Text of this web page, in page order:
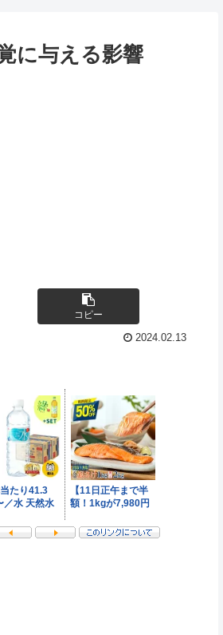
に与える影響
コピー
2024.02.13